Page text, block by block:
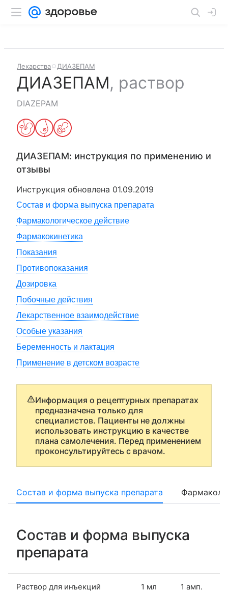
Лекарства ДИАЗЕПАМ
ДИАЗЕПАМ, раствор
DIAZEPAM
ДИАЗЕПАМ: инструкция по применению и
отзывы
Инструкция обновлена 01.09.2019
Состав и форма выпуска препарата
Фармакологическое действие
Фармакокинетика
Показания
Противопоказания
Дозировка
Побочные действия
Лекарственное взаимодействие
Особые указания
Беременность и лактация
Применение в детском возрасте
Информация о рецептурных препаратах
предназначена только для
специалистов. Пациенты не должны
использовать инструкцию в качестве
плана самолечения. Перед применением
проконсультируйтесь с врачом.
Состав и форма выпуска препарата
Состав и форма выпуска
препарата
Раствор для инъекций 1 мл 1 амп.